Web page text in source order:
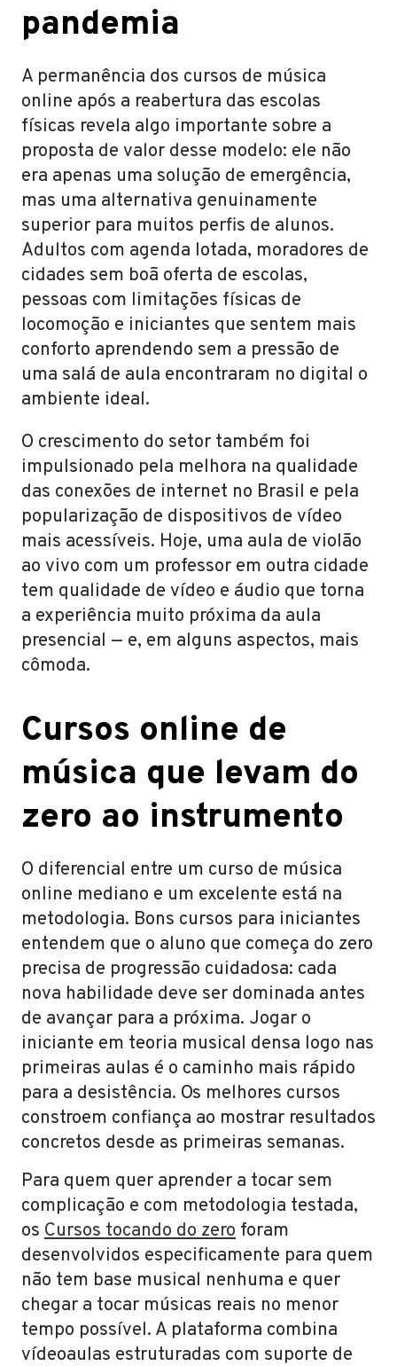
pandemia
A permanência dos cursos de música
online após a reabertura das escolas
físicas revela algo importante sobre a
proposta de valor desse modelo: ele não
era apenas uma solução de emergência,
mas uma alternativa genuinamente
superior para muitos perfis de alunos.
Adultos com agenda lotada, moradores de
cidades sem boã oferta de escolas,
pessoas com limitações físicas de
locomoção e iniciantes que sentem mais
conforto aprendendo sem a pressão de
uma salá de aula encontraram no digital o
ambiente ideal.
O crescimento do setor também foi
impulsionado pela melhora na qualidade
das conexões de internet no Brasil e pela
popularização de dispositivos de vídeo
mais acessíveis. Hoje, uma aula de violão
ao vivo com um professor em outra cidade
tem qualidade de vídeo e áudio que torna
a experiência muito próxima da aula
presencial — e, em alguns aspectos, mais
cômoda.
Cursos online de
música que levam do
zero ao instrumento
O diferencial entre um curso de música
online mediano e um excelente está na
metodologia. Bons cursos para iniciantes
entendem que o aluno que começa do zero
precisa de progressão cuidadosa: cada
nova habilidade deve ser dominada antes
de avançar para a próxima. Jogar o
iniciante em teoria musical densa logo nas
primeiras aulas é o caminho mais rápido
para a desistência. Os melhores cursos
constroem confiança ao mostrar resultados
concretos desde as primeiras semanas.
Para quem quer aprender a tocar sem
complicação e com metodologia testada,
os Cursos tocando do zero foram
desenvolvidos especificamente para quem
não tem base musical nenhuma e quer
chegar a tocar músicas reais no menor
tempo possível. A plataforma combina
vídeoaulas estruturadas com suporte de